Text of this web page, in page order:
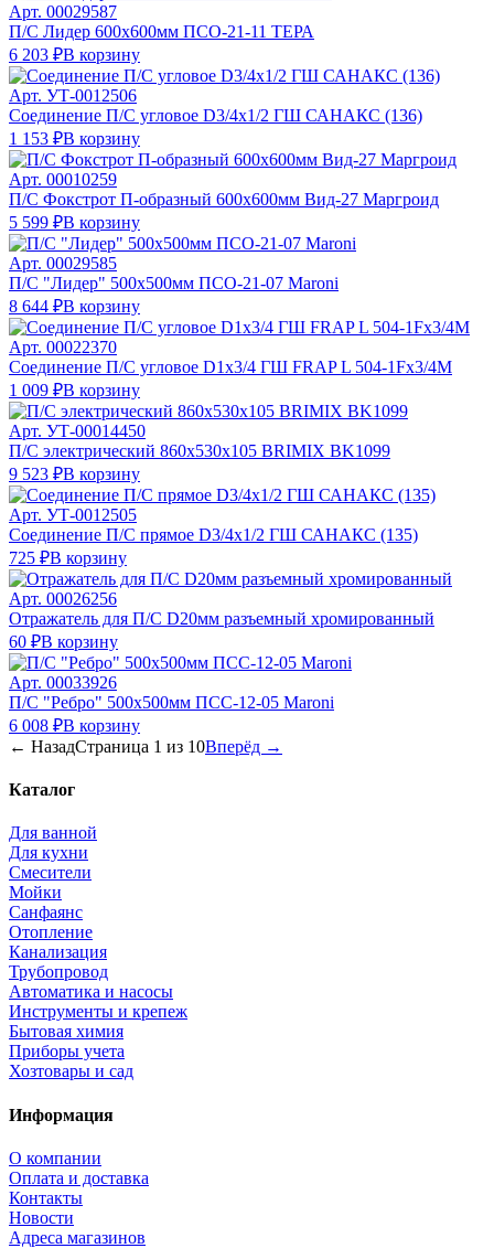
Арт. 00029587
П/С Лидер 600х600мм ПСО-21-11 ТЕРА
6 203 ₽В корзину
Арт. УТ-0012506
Соединение П/С угловое D3/4х1/2 ГШ САНАКС (136)
1 153 ₽В корзину
Арт. 00010259
П/С Фокстрот П-образный 600х600мм Вид-27 Маргроид
5 599 ₽В корзину
Арт. 00029585
П/С "Лидер" 500х500мм ПСО-21-07 Maroni
8 644 ₽В корзину
Арт. 00022370
Соединение П/С угловое D1х3/4 ГШ FRAP L 504-1Fх3/4М
1 009 ₽В корзину
Арт. УТ-00014450
П/С электрический 860х530х105 BRIMIX BK1099
9 523 ₽В корзину
Арт. УТ-0012505
Соединение П/С прямое D3/4х1/2 ГШ САНАКС (135)
725 ₽В корзину
Арт. 00026256
Отражатель для П/С D20мм разъемный хромированный
60 ₽В корзину
Арт. 00033926
П/С "Ребро" 500х500мм ПСС-12-05 Maroni
6 008 ₽В корзину
← НазадСтраница 1 из 10Вперёд →
Каталог
Для ванной
Для кухни
Смесители
Мойки
Санфаянс
Отопление
Канализация
Трубопровод
Автоматика и насосы
Инструменты и крепеж
Бытовая химия
Приборы учета
Хозтовары и сад
Информация
О компании
Оплата и доставка
Контакты
Новости
Адреса магазинов